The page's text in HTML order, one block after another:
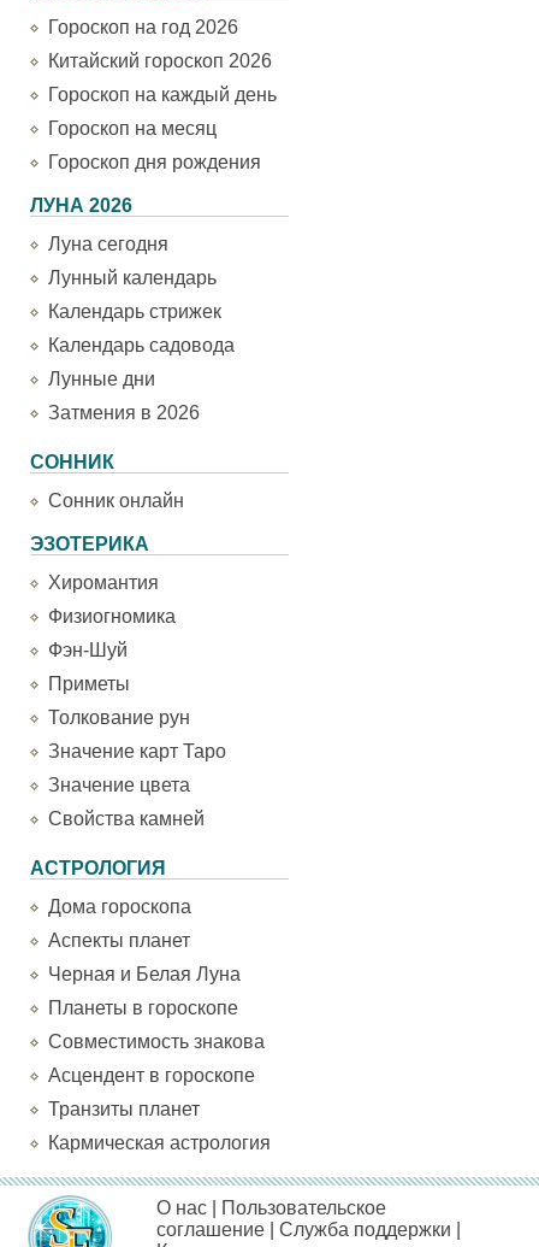
Гороскоп на год 2026
Китайский гороскоп 2026
Гороскоп на каждый день
Гороскоп на месяц
Гороскоп дня рождения
ЛУНА 2026
Луна сегодня
Лунный календарь
Календарь стрижек
Календарь садовода
Лунные дни
Затмения в 2026
СОННИК
Сонник онлайн
ЭЗОТЕРИКА
Хиромантия
Физиогномика
Фэн-Шуй
Приметы
Толкование рун
Значение карт Таро
Значение цвета
Свойства камней
АСТРОЛОГИЯ
Дома гороскопа
Аспекты планет
Черная и Белая Луна
Планеты в гороскопе
Совместимость знакова
Асцендент в гороскопе
Транзиты планет
Кармическая астрология
О нас|
Пользовательское
соглашение| Служба поддержки